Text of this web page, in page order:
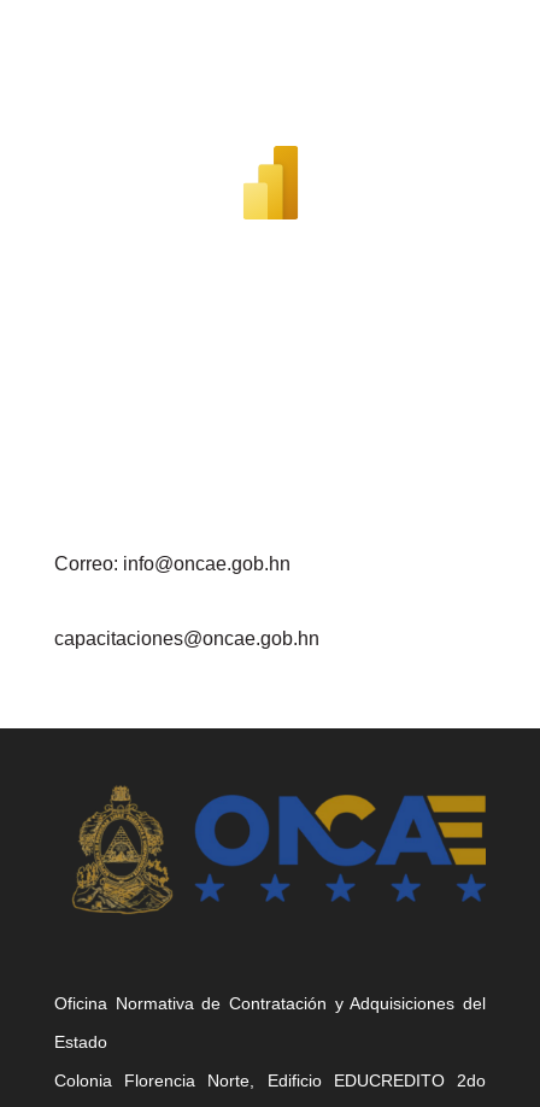
Correo: info@oncae.gob.hn
capacitaciones@oncae.gob.hn
Oficina Normativa de Contratación y Adquisiciones del
Estado
Colonia Florencia Norte, Edificio EDUCREDITO 2do